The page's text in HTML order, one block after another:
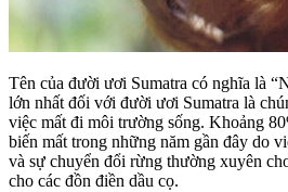
Tên của đười ươi Sumatra có nghĩa là
lớn nhất đối với đười ươi Sumatra là
việc mất đi môi trường sống. Khoảng
biến mất trong những năm gần đây do
và sự chuyển đổi rừng thường xuyên
cho các đồn điền dầu cọ.